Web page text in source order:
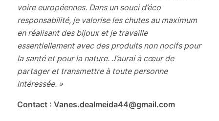
voire européennes. Dans un souci d’éco
responsabilité, je valorise les chutes au maximum
en réalisant des bijoux et je travaille
essentiellement avec des produits non nocifs pour
la santé et pour la nature. J’aurai à cœur de
partager et transmettre à toute personne
intéressée. »
Contact : Vanes.dealmeida44@gmail.com